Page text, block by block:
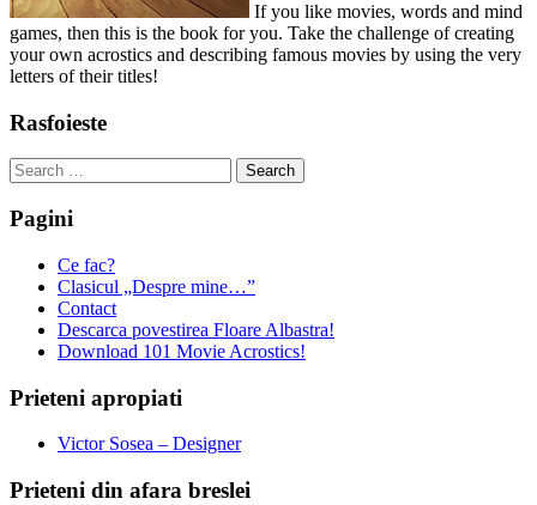
If you like movies, words and mind
games, then this is the book for you. Take the challenge of creating
your own acrostics and describing famous movies by using the very
letters of their titles!
Rasfoieste
Search
for:
Pagini
Ce fac?
Clasicul „Despre mine…”
Contact
Descarca povestirea Floare Albastra!
Download 101 Movie Acrostics!
Prieteni apropiati
Victor Sosea – Designer
Prieteni din afara breslei